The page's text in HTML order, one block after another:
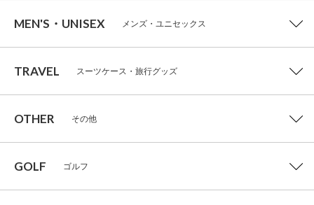
MEN'S・UNISEX メンズ・ユニセックス
TRAVEL スーツケース・旅行グッズ
OTHER その他
GOLF ゴルフ